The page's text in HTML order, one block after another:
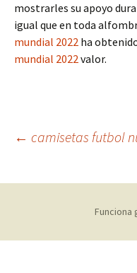
mostrarles su apoyo
igual que en toda
mundial 2022 ha
mundial 2022valor.
de
← camisetas futbol
Funciona